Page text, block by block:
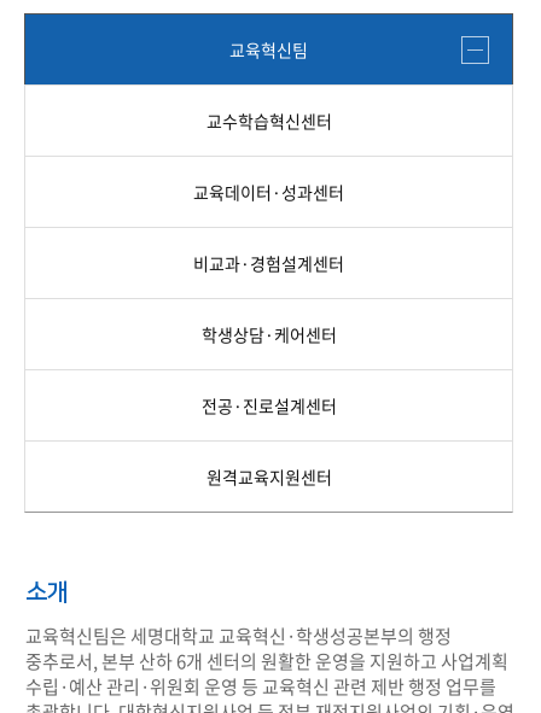
교육혁신팀
교수학습혁신센터
교육데이터·성과센터
비교과·경험설계센터
학생상담·케어센터
전공·진로설계센터
원격교육지원센터
소개
교육혁신팀은 세명대학교 교육혁신·학생성공본부의 행정
중추로서, 본부 산하 6개 센터의 원활한 운영을 지원하고 사업계획
수립·예산 관리·위원회 운영 등 교육혁신 관련 제반 행정 업무를